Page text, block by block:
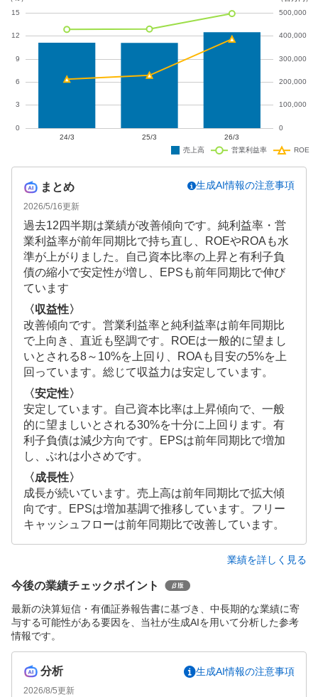
まとめ
2026/5/16更新
生成AI情報の注意事項
過去12四半期は業績が改善傾向です。純利益率・営
業利益率が前年同期比で持ち直し、ROEやROAも水
準が上がりました。自己資本比率の上昇と有利子負
債の縮小で安定性が増し、EPSも前年同期比で伸び
ています
〈収益性〉
改善傾向です。営業利益率と純利益率は前年同期比
で上向き、直近も堅調です。ROEは一般的に望まし
いとされる8～10%を上回り、ROAも目安の5%を上
回っています。総じて収益力は安定しています。
〈安定性〉
安定しています。自己資本比率は上昇傾向で、一般
的に望ましいとされる30%を十分に上回ります。有
利子負債は減少方向です。EPSは前年同期比で増加
し、ぶれは小さめです。
〈成長性〉
成長が続いています。売上高は前年同期比で拡大傾
向です。EPSは増加基調で推移しています。フリー
キャッシュフローは前年同期比で改善しています。
業績を詳しく見る
今後の業績チェックポイント
最新の決算短信・有価証券報告書に基づき、中長期的な業績に寄
与する可能性がある要因を、当社が生成AIを用いて分析した参考
情報です。
分析 生成AI情報の注意事項
2026/8/5更新